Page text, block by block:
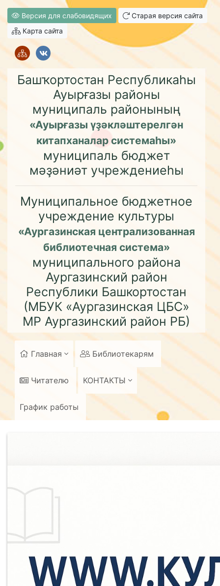
Версия для слабовидящих
Старая версия сайта
Карта сайта
Башҡортостан Республикаһы
Ауырғазы районы
муниципаль районының
«Ауырғазы үҙәкләштерелгән
китапханалар системаһы»
муниципаль бюджет
мәҙәниәт учреждениеһы
Муниципальное бюджетное
учреждение культуры
«Аургазинская централизованная
библиотечная система»
муниципального района
Аургазинский район
Республики Башкортостан
(МБУК «Аургазинская ЦБС»
МР Аургазинский район РБ)
Главная Библиотекарям
Читателю КОНТАКТЫ
График работы